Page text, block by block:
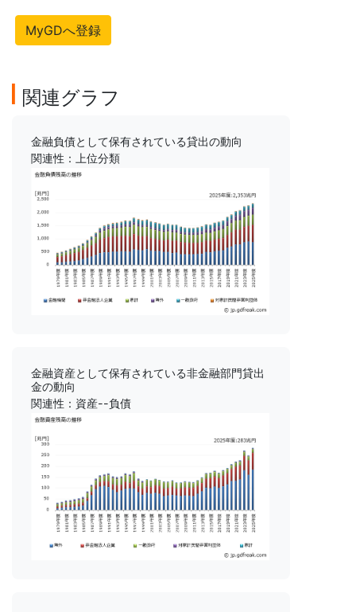
MyGDへ登録
関連グラフ
金融負債として保有されている貸出の動向
関連性：上位分類
金融資産として保有されている非金融部門貸出
金の動向
関連性：資産--負債